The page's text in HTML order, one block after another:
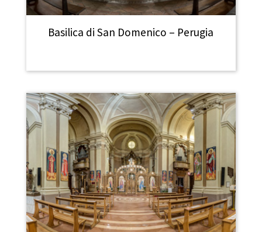
Basilica di San Domenico – Perugia